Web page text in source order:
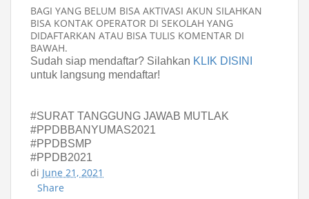
BAGI YANG BELUM BISA AKTIVASI AKUN SILAHKAN
BISA KONTAK OPERATOR DI SEKOLAH YANG
DIDAFTARKAN ATAU BISA TULIS KOMENTAR DI
BAWAH.
Sudah siap mendaftar? Silahkan KLIK DISINI
untuk langsung mendaftar!
#SURAT TANGGUNG JAWAB MUTLAK
#PPDBBANYUMAS2021
#PPDBSMP
#PPDB2021
di June 21, 2021
Share